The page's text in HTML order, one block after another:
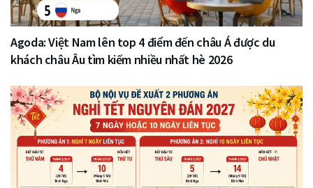
Agoda: Việt Nam lên top 4 điểm đến châu Á được du
khách châu Âu tìm kiếm nhiều nhất hè 2026